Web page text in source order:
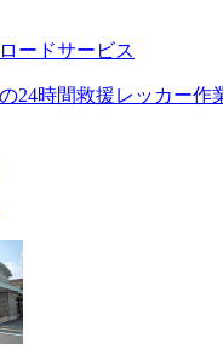
ードサービス
24時間救援レッカー作